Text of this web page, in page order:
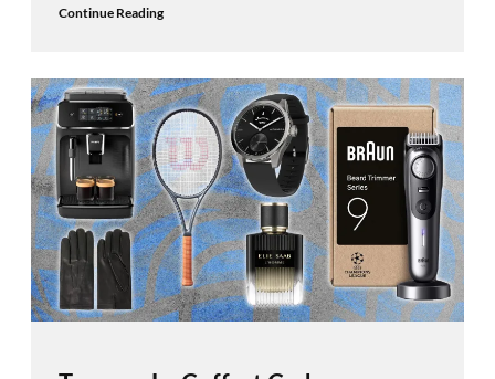
Continue Reading